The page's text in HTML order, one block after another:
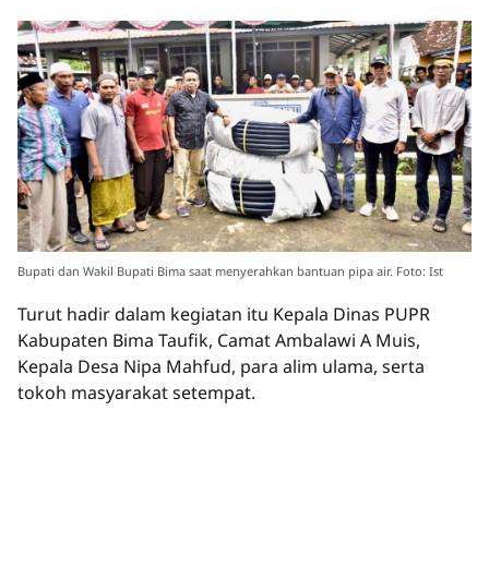
Bupati dan Wakil Bupati Bima saat menyerahkan bantuan pipa air. Foto: Ist
Turut hadir dalam kegiatan itu Kepala Dinas PUPR
Kabupaten Bima Taufik, Camat Ambalawi A Muis,
Kepala Desa Nipa Mahfud, para alim ulama, serta
tokoh masyarakat setempat.